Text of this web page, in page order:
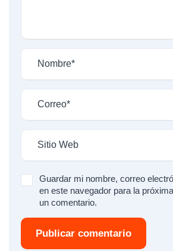
Guardar mi nombre, correo
en este navegador para la
un comentario.
Publicar comentario